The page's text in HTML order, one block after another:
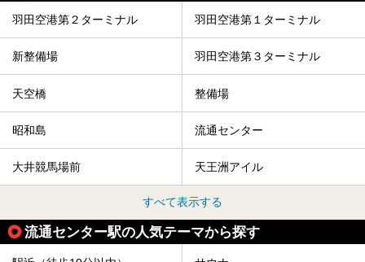
羽田空港第２ターミナル 羽田空港第１ターミナル
新整備場 羽田空港第３ターミナル
天空橋 整備場
昭和島 流通センター
大井競馬場前 天王洲アイル
すべて表示する
流通センター駅の人気テーマから探す